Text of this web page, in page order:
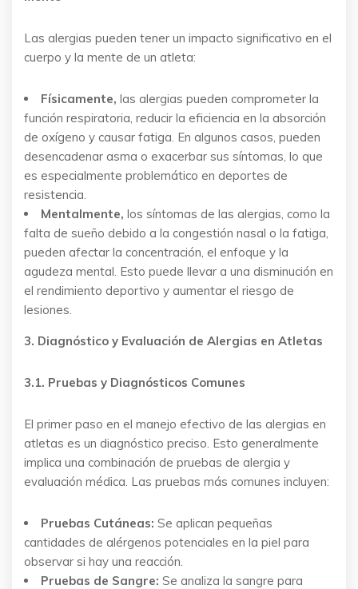
Las alergias pueden tener un impacto significativo en el
cuerpo y la mente de un atleta:
Físicamente, las alergias pueden comprometer la
función respiratoria, reducir la eficiencia en la absorción
de oxígeno y causar fatiga. En algunos casos, pueden
desencadenar asma o exacerbar sus síntomas, lo que
es especialmente problemático en deportes de
resistencia.
Mentalmente, los síntomas de las alergias, como la
falta de sueño debido a la congestión nasal o la fatiga,
pueden afectar la concentración, el enfoque y la
agudeza mental. Esto puede llevar a una disminución en
el rendimiento deportivo y aumentar el riesgo de
lesiones.
3. Diagnóstico y Evaluación de Alergias en Atletas
3.1. Pruebas y Diagnósticos Comunes
El primer paso en el manejo efectivo de las alergias en
atletas es un diagnóstico preciso. Esto generalmente
implica una combinación de pruebas de alergia y
evaluación médica. Las pruebas más comunes incluyen:
Pruebas Cutáneas: Se aplican pequeñas
cantidades de alérgenos potenciales en la piel para
observar si hay una reacción.
Pruebas de Sangre: Se analiza la sangre para